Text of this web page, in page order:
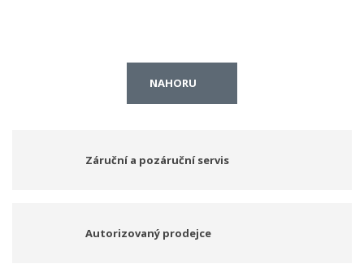
NAHORU
Záruční a pozáruční servis
Autorizovaný prodejce